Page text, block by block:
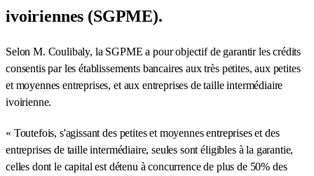
ivoiriennes (SGPME).
Selon M. Coulibaly, la SGPME a pour objectif de garantir les crédits
consentis par les établissements bancaires aux très petites, aux petites
et moyennes entreprises, et aux entreprises de taille intermédiaire
ivoirienne.
« Toutefois, s'agissant des petites et moyennes entreprises et des
entreprises de taille intermédiaire, seules sont éligibles à la garantie,
celles dont le capital est détenu à concurrence de plus de 50% des